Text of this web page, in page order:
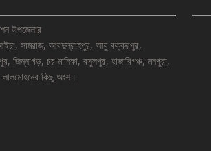
উপজেলার
আইচা, সামরাজ, আবদুল্রাহপুর, আবু বক্করপুর,
জিন্নাগড়, চর মানিকা, রসুলপুর, হাজারিগঞ্চ, মনপুরা,
লালমোহনের কিছু অংশ।